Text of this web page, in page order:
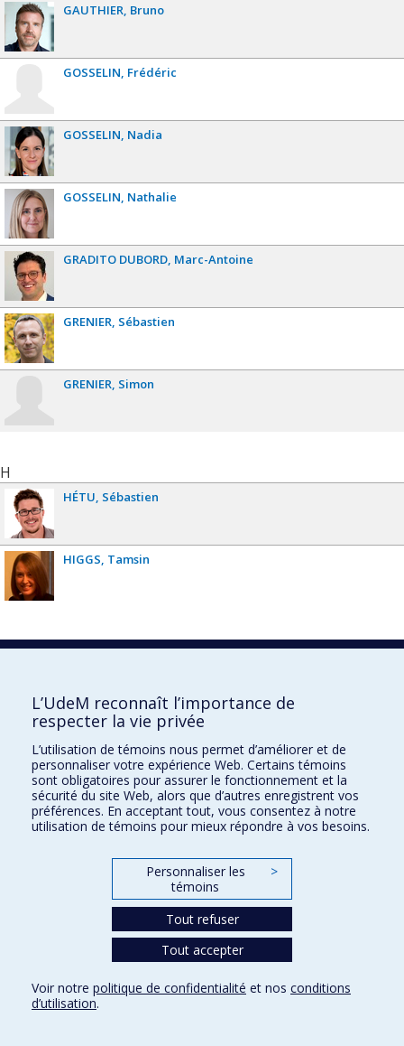
GAUTHIER Bruno
GOSSELIN Frédéric
GOSSELIN Nadia
GOSSELIN Nathalie
GRADITO DUBORD Marc-Antoine
GRENIER Sébastien
GRENIER Simon
H
HÉTU Sébastien
HIGGS Tamsin
J
JOUSSEMET Mireille
Suzanne
L’UdeM reconnaît l’importance de
respecter la vie privée
L’utilisation de témoins nous permet d’améliorer et de
personnaliser votre expérience Web. Certains témoins
sont obligatoires pour assurer le fonctionnement et la
sécurité du site Web, alors que d’autres enregistrent vos
préférences. En acceptant tout, vous consentez à notre
utilisation de témoins pour mieux répondre à vos besoins.
Personnaliser les
témoins
>
Tout refuser
Tout accepter
Voir notre politique de confidentialité et nos conditions
d’utilisation.